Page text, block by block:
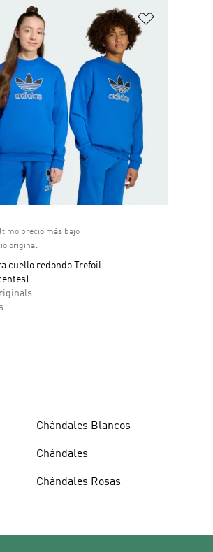
de deseos
precio más bajo
original
cuello redondo Trefoil
Chándales Blancos
Chándales
Chándales Rosas